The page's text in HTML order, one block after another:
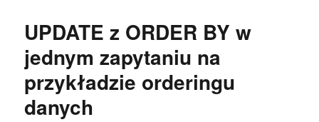
UPDATE z ORDER BY w
jednym zapytaniu na
przykładzie orderingu
danych